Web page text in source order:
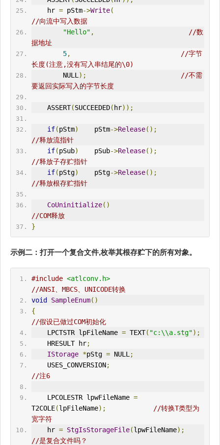
    hr
= pStm->Write(
//向流中写入数据
"Hello" ,
//数
据地址
5,
//字节
长度(注意,没有写入串结尾的\0)
        NULL
);
//不需
要返回实际写入的字节长度
    ASSERT
(SUCCEEDED( hr));
if(pStm)
    pStm
->Release();
//释放流指针
if(pSub)
    pSub
->Release();
//释放子存贮指针
if(pStg)
    pStg
->Release();
//释放根存贮指针
CoUninitialize()
//COM释放
}
示例二：打开一个复合文件,枚举其根存贮下的所有对象。
#include <atlconv.h>
//ANSI、MBCS、UNICODE转换
void
SampleEnum()
{
//假设已做过COM初始化
    LPCTSTR lpFileName
= TEXT( "c:\\a.stg");
HRESULT hr;
IStorage *pStg = NULL ;
    USES_CONVERSION
;
//注6
    LPCOLESTR lpwFileName
=
T2COLE(lpFileName);
//转换T类型为
宽字符
    hr
= StgIsStorageFile(lpwFileName);
//是复合文件吗？